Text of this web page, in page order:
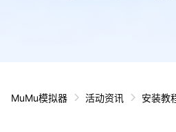
MuMu模拟器 活动资讯 安装教